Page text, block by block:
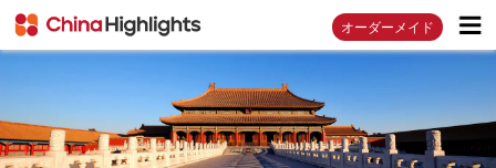
オーダーメイド